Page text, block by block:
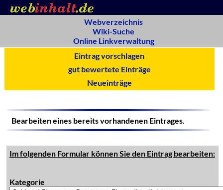
Webverzeichnis
Wiki-Suche
Online Linkverwaltung
Eintrag vorschlagen
gut bewertete Einträge
Neueinträge
Bearbeiten eines bereits vorhandenen Eintrages.
Im folgenden Formular können Sie den Eintrag bearbeiten:
Kategorie